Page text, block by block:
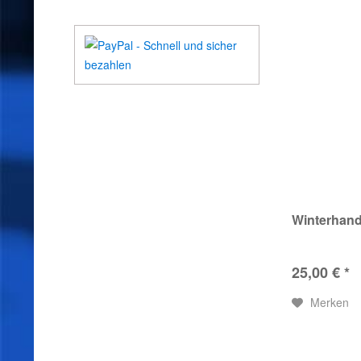
25,00 € *
Merken